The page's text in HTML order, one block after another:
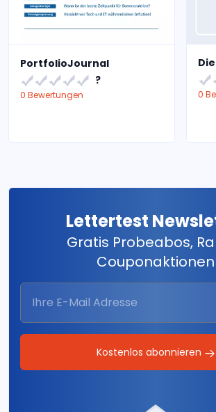
PortfolioJournal
?
0 Bewertungen 0
Lettertest
Gratis Probeabos,
Couponaktionen
Kostenlos abonnieren